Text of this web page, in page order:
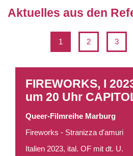
Aktuelles aus den
1 2 3
FIREWORKS, I
um 20 Uhr
Queer-Filmreihe Marburg
Fireworks - Stranizza d'amuri
Italien 2023, ital. OF mit dt. U.